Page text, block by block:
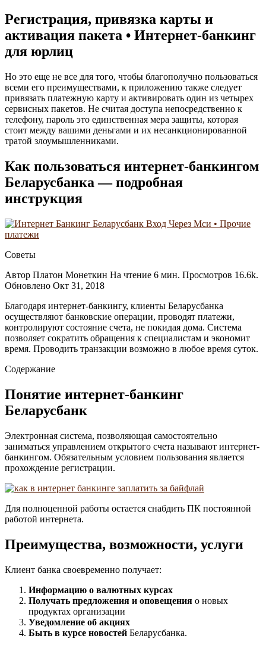
Регистрация, привязка карты и
активация пакета • Интернет-банкинг
для юрлиц
Но это еще не все для того, чтобы благополучно пользоваться
всеми его преимуществами, к приложению также следует
привязать платежную карту и активировать один из четырех
сервисных пакетов. Не считая доступа непосредственно к
телефону, пароль это единственная мера защиты, которая
стоит между вашими деньгами и их несанкционированной
тратой злоумышленниками.
Как пользоваться интернет-банкингом
Беларусбанка — подробная
инструкция
Советы
Автор Платон Монеткин На чтение 6 мин. Просмотров 16.6k.
Обновлено Окт 31, 2018
Благодаря интернет-банкингу, клиенты Беларусбанка
осуществляют банковские операции, проводят платежи,
контролируют состояние счета, не покидая дома. Система
позволяет сократить обращения к специалистам и экономит
время. Проводить транзакции возможно в любое время суток.
Содержание
Понятие интернет-банкинг
Беларусбанк
Электронная система, позволяющая самостоятельно
заниматься управлением открытого счета называют интернет-
банкингом. Обязательным условием пользования является
прохождение регистрации.
Для полноценной работы остается снабдить ПК постоянной
работой интернета.
Преимущества, возможности, услуги
Клиент банка своевременно получает:
Информацию о валютных курсах
Получать предложения и оповещения о новых
продуктах организации
Уведомление об акциях
Быть в курсе новостей Беларусбанка.